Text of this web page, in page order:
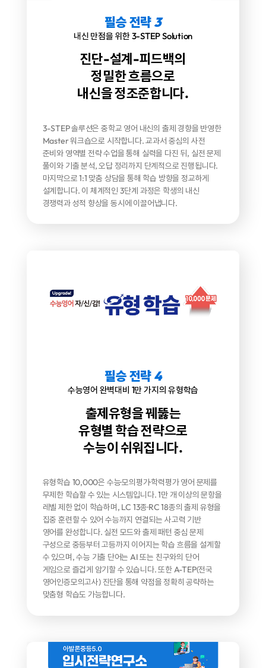
필승 전략3
내신 만점을 위한 3-STEP Solution
진단-설계-피드백의
정밀한 흐름으로
내신을 정조준합니다.
3-STEP 솔루션은 중학교 영어 내신의 출제 경향을 반영한
Master 워크숍으로 시작합니다.교과서 중심의 사전
준비와 영역별 전략 수업을 통해 실력을 다진 뒤, 실전 문제
풀이와 기출 분석, 오답 정리까지 단계적으로 진행됩니다.
마지막으로 1:1 맞춤 상담을 통해 학습 방향을 정교하게
설계합니다. 이 체계적인 3단계 과정은 학생의 내신
경쟁력과성적 향상을 동시에 이끌어냅니다.
필승 전략4
수능영어 완벽대비 1만 가지의 유형학습
출제유형을 꿰뚫는
유형별 학습 전략으로
수능이 쉬워집니다.
유형학습 10,000은 수능·모의평가·학력평가 영어 문제를
무제한 학습할 수 있는 시스템입니다.1만 개 이상의 문항을
레벨 제한 없이 학습하며, LC 13종·RC 18종의 출제 유형을
집중 훈련할 수 있어수능까지 연결되는 사고력 기반
영어를 완성합니다. 실전 모드와 출제 패턴 중심 문제
구성으로 중등부터 고등까지 이어지는 학습 흐름을 설계할
수 있으며,수능 기출 단어는 AI 또는 친구와의 단어
게임으로 즐겁게 암기할 수 있습니다. 또한 A-TEP(전국
영어인증모의고사) 진단을 통해 약점을 정확히 공략하는
맞춤형 학습도 가능합니다.